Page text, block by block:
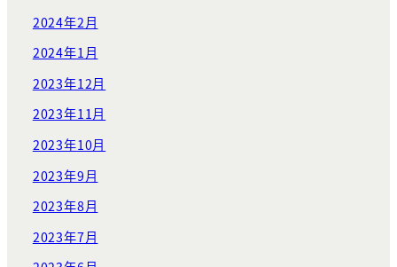
2024年2月
2024年1月
2023年12月
2023年11月
2023年10月
2023年9月
2023年8月
2023年7月